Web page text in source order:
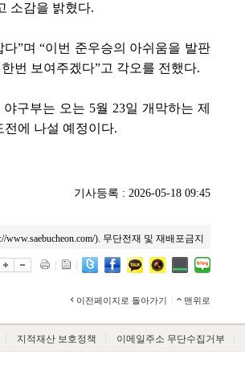
소감을 밝혔다.
”며 “이번 준우승의 아쉬움을 발판
번 보여주겠다”고 각오를 전했다.
구부는 오는 5월 23일 개막하는 제
에 나설 예정이다.
기사등록 : 2026-05-18 09:45
). 무단전재 및 재배포금지
이전페이지로 돌아가기 맨위로
지적재산 보호정책 이메일주소 무단수집거부